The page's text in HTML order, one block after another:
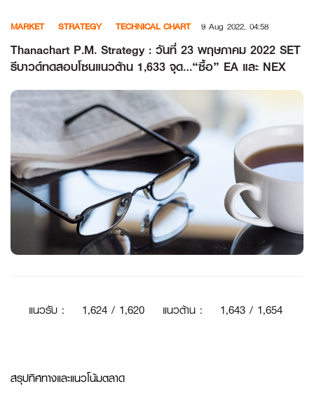
content
MARKET STRATEGY TECHNICAL CHART 9 Aug 2022, 04:58
Thanachart P.M. Strategy : วันที่ 23 พฤษภาคม 2022 SET
รีบาวด์ทดสอบโซนแนวต้าน 1,633 จุด…“ซื้อ” EA และ NEX
แนวรับ: 1,624 / 1,620 แนวต้าน : 1,643 / 1,654
สรุปทิศทางและแนวโน้มตลาด